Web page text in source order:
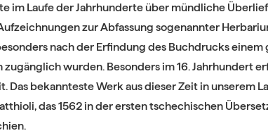
im Laufe der Jahrhunderte über mündliche
zur Abfassung sogenannter
nach der Erfindung des Buchdrucks einem
zugänglich wurden. Besonders im 16. Jahrhundert
Das bekannteste Werk aus dieser Zeit in unserem
das 1562 in der ersten tschechischen